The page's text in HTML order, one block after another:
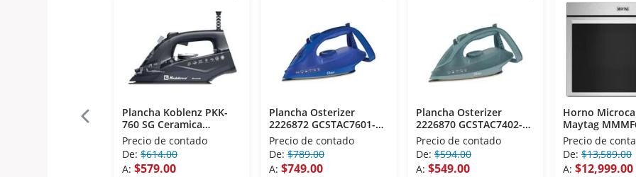
Plancha Koblenz PKK-
760 SG Ceramica
Antiadherente Con
Tecnologia Keramik Gris
Precio de contado
De: $614.00
A: $579.00
Plancha Osterizer
2226872 GCSTAC7601-
013 Ceramica Azul
Precio de contado
De: $789.00
A: $749.00
Plancha Osterizer
2226870 GCSTAC7402-
013 Ceramica Verde
Precio de contado
De: $594.00
A: $549.00
Horno
Maytag
1.1 Pies Acero
Inoxidable
Precio de
De: $13,589.00
A: $12,999.00